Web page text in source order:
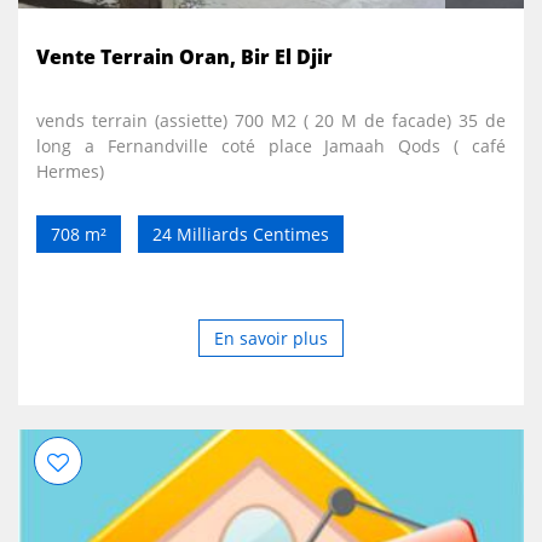
Vente Terrain Oran, Bir El Djir
vends terrain (assiette) 700 M2 ( 20 M de facade) 35 de
long a Fernandville coté place Jamaah Qods ( café
Hermes)
708 m² 24 Milliards Centimes
En savoir plus